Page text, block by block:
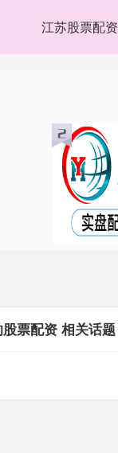
江苏股票配资
票配资 相关话题